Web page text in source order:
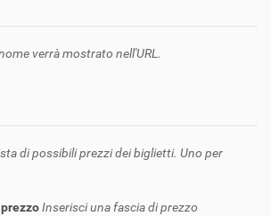
verrà mostrato nell'URL.
di possibili prezzi dei biglietti. Uno per
Inserisci una fascia di prezzo